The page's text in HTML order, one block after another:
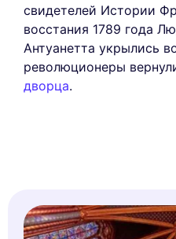
свидетелей Истории
восстания 1789 года
Антуанетта укрылись
революционеры
дворца.